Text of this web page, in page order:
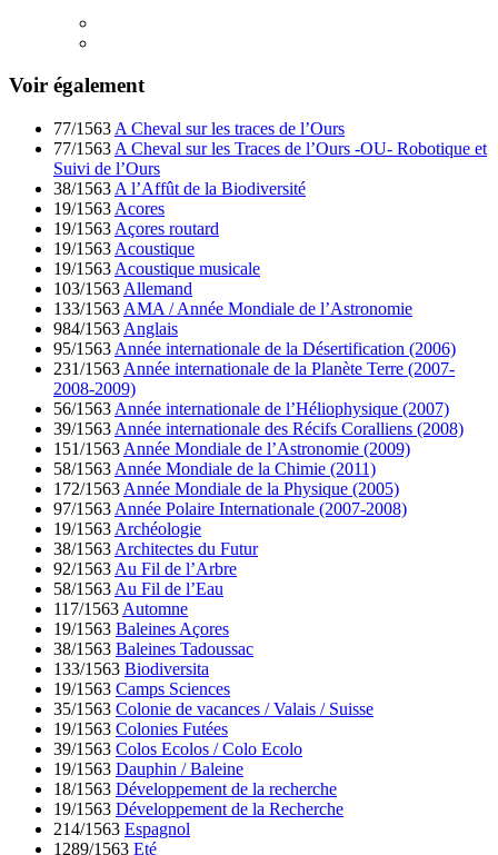
Voir également
77/1563 A Cheval sur les traces de l’Ours
77/1563 A Cheval sur les Traces de l’Ours -OU- Robotique et
Suivi de l’Ours
38/1563 A l’Affût de la Biodiversité
19/1563 Acores
19/1563 Açores routard
19/1563 Acoustique
19/1563 Acoustique musicale
103/1563 Allemand
133/1563 AMA / Année Mondiale de l’Astronomie
984/1563 Anglais
95/1563 Année internationale de la Désertification (2006)
231/1563 Année internationale de la Planète Terre (2007-
2008-2009)
56/1563 Année internationale de l’Héliophysique (2007)
39/1563 Année internationale des Récifs Coralliens (2008)
151/1563 Année Mondiale de l’Astronomie (2009)
58/1563 Année Mondiale de la Chimie (2011)
172/1563 Année Mondiale de la Physique (2005)
97/1563 Année Polaire Internationale (2007-2008)
19/1563 Archéologie
38/1563 Architectes du Futur
92/1563 Au Fil de l’Arbre
58/1563 Au Fil de l’Eau
117/1563 Automne
19/1563 Baleines Açores
38/1563 Baleines Tadoussac
133/1563 Biodiversita
19/1563 Camps Sciences
35/1563 Colonie de vacances / Valais / Suisse
19/1563 Colonies Futées
39/1563 Colos Ecolos / Colo Ecolo
19/1563 Dauphin / Baleine
18/1563 Développement de la recherche
19/1563 Développement de la Recherche
214/1563 Espagnol
1289/1563 Eté